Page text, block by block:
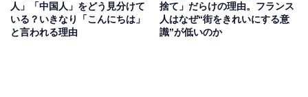
ようです。他人を責めるよりも、「自分も風邪を引くリ
スクを理解している」という暗黙の了解があるのだと感
人」「中国人」をどう見分けて
いる？いきなり「こんにちは」
と言われる理由
捨て」だらけの理由。フランス
人はなぜ“街をきれいにする意
識”が低いのか